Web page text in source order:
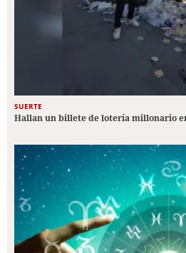
SUERTE
Hallan un billete de lotería millonario